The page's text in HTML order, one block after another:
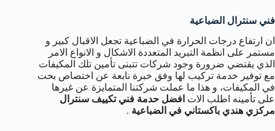
فني سنترال الضباعية
ان ارتفاع درجات الحرارة في الضباعية تجعل الاقبال كبير و
مستمر على انظمة التبريد المتعددة الاشكال و الانواع الامر
الذي يقتضي ضرورة وجود شركات تتبنى تأمين تلك المكيفات
مع توفير خدمة تركيب لها وفق خبرة نابعة عن اختصاص بحت
في المكيفات، و هذا ما عملت شركتنا المتمايزة عن غيرها
على تأمينه اطلب الات افضل حدمة فني تكييف سنترال
مركزي هندي باكستاني في الضباعية .